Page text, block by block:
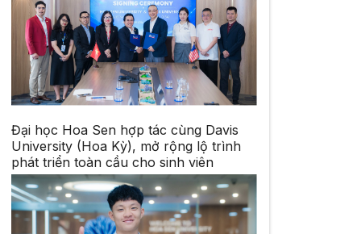
Đại học Hoa Sen hợp tác cùng Davis
University (Hoa Kỳ), mở rộng lộ trình
phát triển toàn cầu cho sinh viên